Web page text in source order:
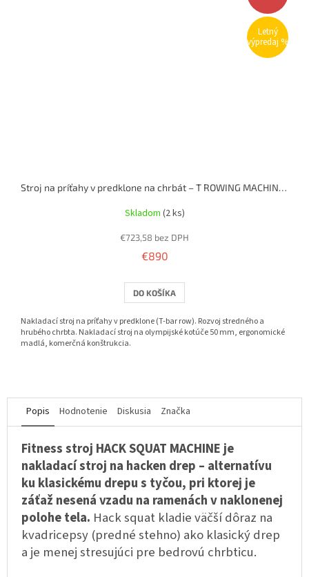
Letný
výpredaj %
Stroj na príťahy v predklone na chrbát – T ROWING MACHINE (nakladací)
Skladom (2 ks)
€723,58 bez DPH
€890
DO KOŠÍKA
Nakladací stroj na príťahy v predklone (T-bar row). Rozvoj stredného a
hrubého chrbta. Nakladací stroj na olympijské kotúče 50 mm, ergonomické
madlá, komerčná konštrukcia.
Popis Hodnotenie Diskusia Značka
Fitness stroj HACK SQUAT MACHINE je
nakladací stroj na hacken drep – alternatívu
ku klasickému drepu s tyčou, pri ktorej je
záťaž nesená vzadu na ramenách v naklonenej
polohe tela. Hack squat kladie väčší dôraz na
kvadricepsy (predné stehno) ako klasický drep
a je menej stresujúci pre bedrovú chrbticu.